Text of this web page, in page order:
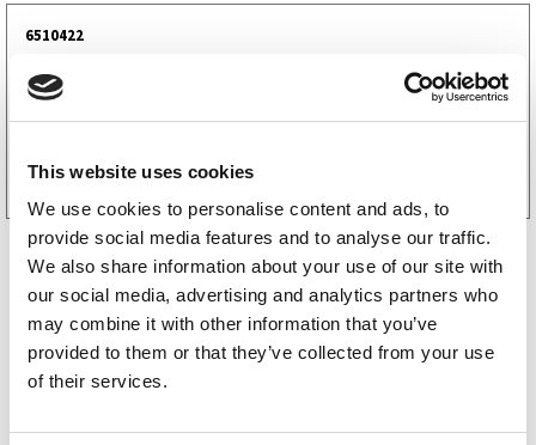
This website uses cookies
We use cookies to personalise content and ads, to
provide social media features and to analyse our traffic.
We also share information about your use of our site with
our social media, advertising and analytics partners who
may combine it with other information that you’ve
provided to them or that they’ve collected from your use
of their services.
6510422
269